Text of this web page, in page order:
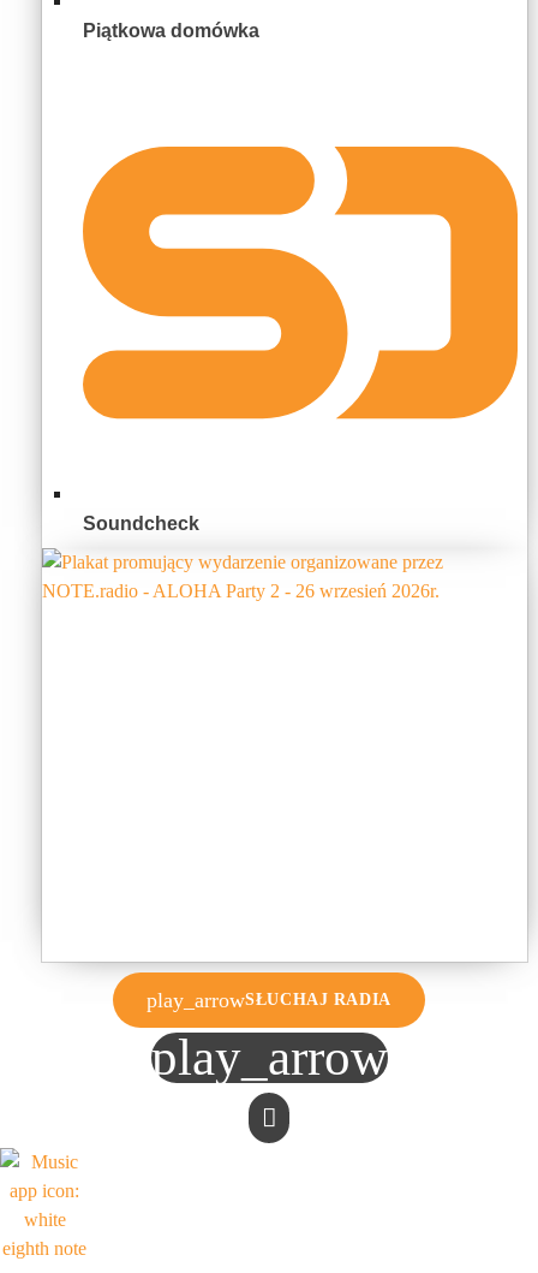
Piątkowa domówka
Soundcheck
play_arrowSŁUCHAJ RADIA
play_arrow